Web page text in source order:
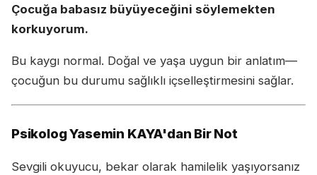
Çocuğa babasız büyüyeceğini söylemekten
korkuyorum.
Bu kaygı normal. Doğal ve yaşa uygun bir anlatım—
çocuğun bu durumu sağlıklı içselleştirmesini sağlar.
Psikolog Yasemin KAYA'dan Bir Not
Sevgili okuyucu, bekar olarak hamilelik yaşıyorsanız